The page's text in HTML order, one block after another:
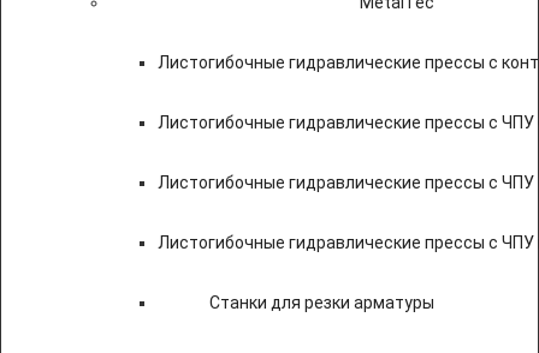
Листогибочные гидравлические прессы с
Листогибочные гидравлические прессы с
Листогибочные гидравлические прессы с ЧПУ
Листогибочные гидравлические прессы с
Станки для резки арматуры